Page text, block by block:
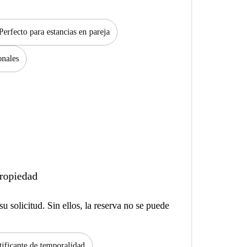
para estancias en pareja
solicitud. Sin ellos, la reserva no se puede